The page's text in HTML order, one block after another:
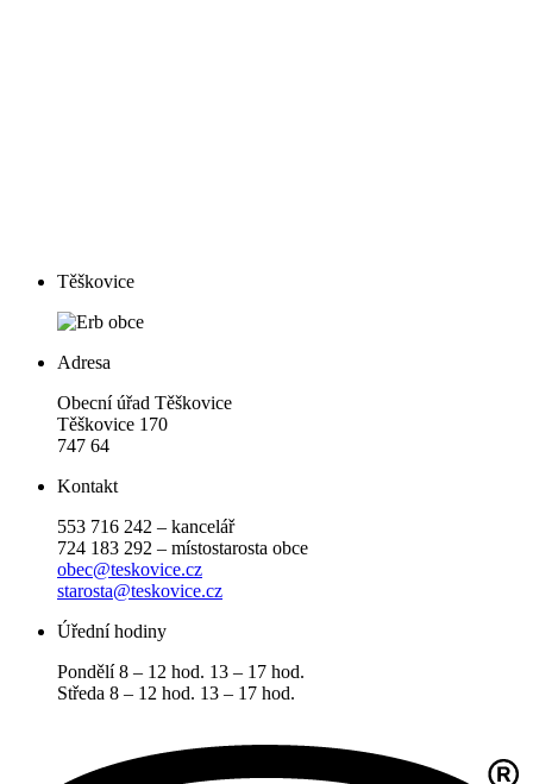
Těškovice
Adresa
Obecní úřad Těškovice
Těškovice 170
747 64
Kontakt
553 716 242 – kancelář
724 183 292 – místostarosta obce
obec@teskovice.cz
starosta@teskovice.cz
Úřední hodiny
Pondělí 8 – 12 hod. 13 – 17 hod.
Středa 8 – 12 hod. 13 – 17 hod.